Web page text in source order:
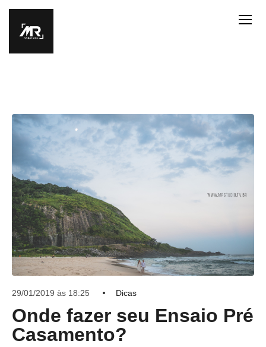
29/01/2019 às 18:25 Dicas
Onde fazer seu Ensaio Pré
Casamento?